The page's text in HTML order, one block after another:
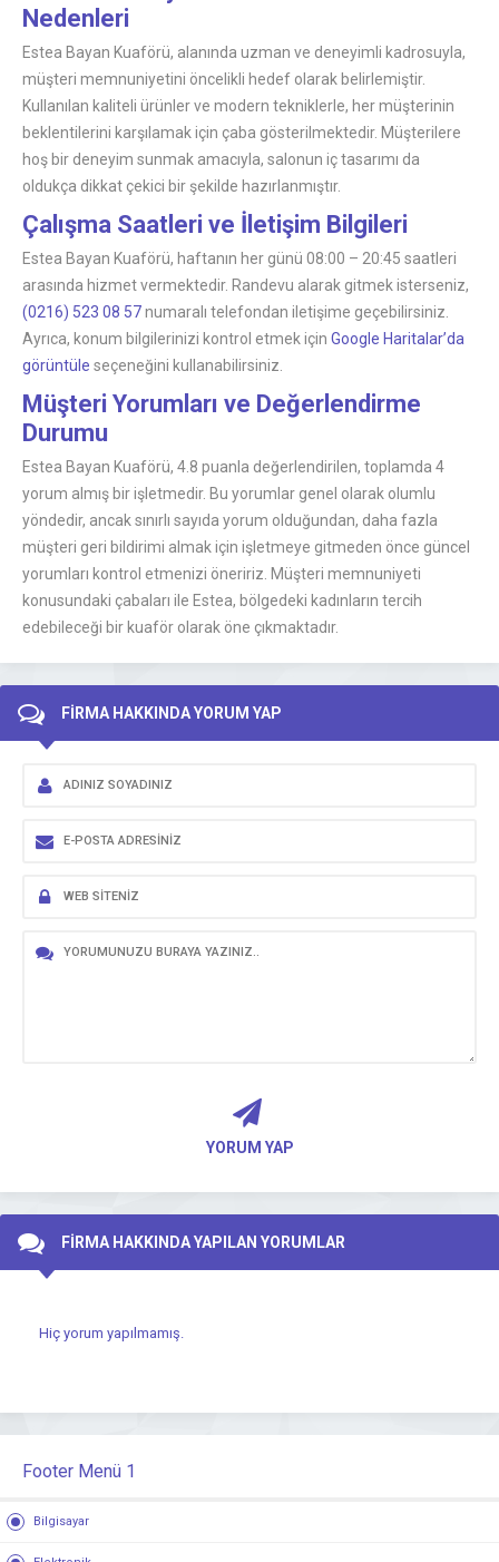
Nedenleri
Estea Bayan Kuaförü, alanında uzman ve deneyimli kadrosuyla,
müşteri memnuniyetini öncelikli hedef olarak belirlemiştir.
Kullanılan kaliteli ürünler ve modern tekniklerle, her müşterinin
beklentilerini karşılamak için çaba gösterilmektedir. Müşterilere
hoş bir deneyim sunmak amacıyla, salonun iç tasarımı da
oldukça dikkat çekici bir şekilde hazırlanmıştır.
Çalışma Saatleri ve İletişim Bilgileri
Estea Bayan Kuaförü, haftanın her günü 08:00 – 20:45 saatleri
arasında hizmet vermektedir. Randevu alarak gitmek isterseniz,
(0216) 523 08 57numaralı telefondan iletişime geçebilirsiniz.
Ayrıca, konum bilgilerinizi kontrol etmek için Google Haritalar’da
görüntüle seçeneğini kullanabilirsiniz.
Müşteri Yorumları ve Değerlendirme
Durumu
Estea Bayan Kuaförü, 4.8 puanla değerlendirilen, toplamda 4
yorum almış bir işletmedir. Bu yorumlar genel olarak olumlu
yöndedir, ancak sınırlı sayıda yorum olduğundan, daha fazla
müşteri geri bildirimi almak için işletmeye gitmeden önce güncel
yorumları kontrol etmenizi öneririz. Müşteri memnuniyeti
konusundaki çabaları ile Estea, bölgedeki kadınların tercih
edebileceği bir kuaför olarak öne çıkmaktadır.
FİRMA HAKKINDA YORUM YAP
YORUM YAP
FİRMA HAKKINDA YAPILAN YORUMLAR
Hiç yorum yapılmamış.
Footer Menü 1
Bilgisayar